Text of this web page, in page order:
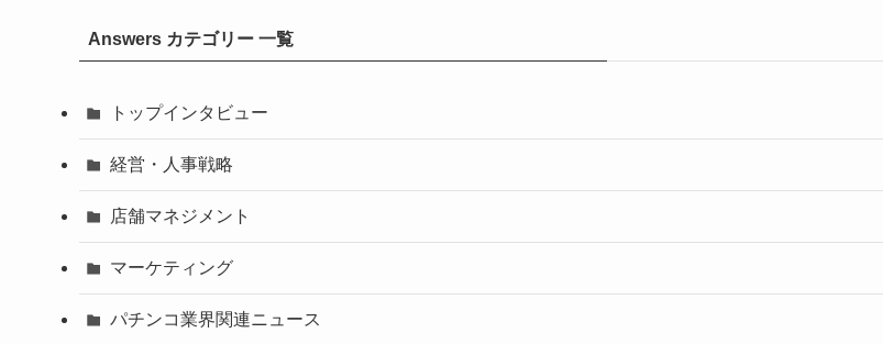
Answers カテゴリー 一覧
トップインタビュー
経営・人事戦略
店舗マネジメント
マーケティング
パチンコ業界関連ニュース